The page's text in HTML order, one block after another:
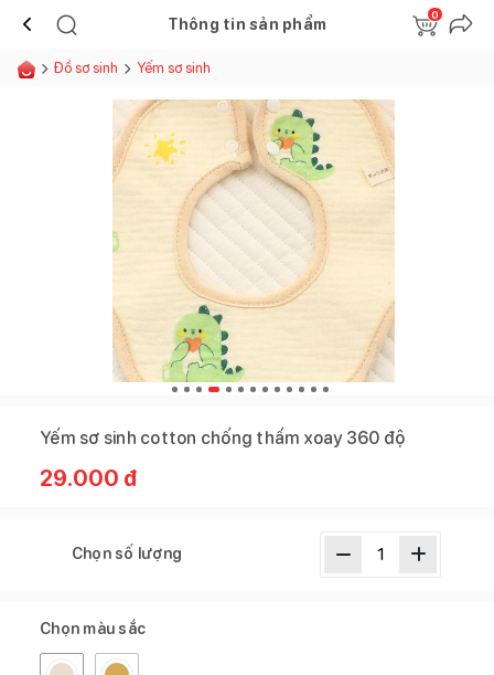
Thông tin sản phẩm
0
Đồ sơ sinh Yếm sơ sinh
Yếm sơ sinh cotton chống thấm xoay 360 độ
29.000 đ
Chọn số lượng
Chọn màu sắc